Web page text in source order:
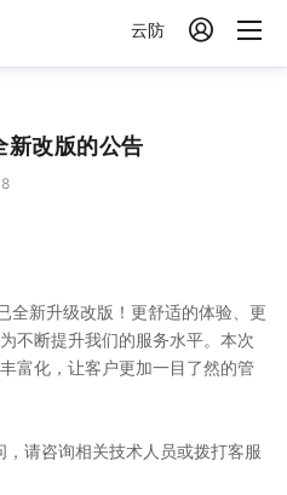
云防 
新改版的公告
新升级改版！更舒适的体验、更
不断提升我们的服务水平。本次
富化，让客户更加一目了然的管
请咨询相关技术人员或拨打客服